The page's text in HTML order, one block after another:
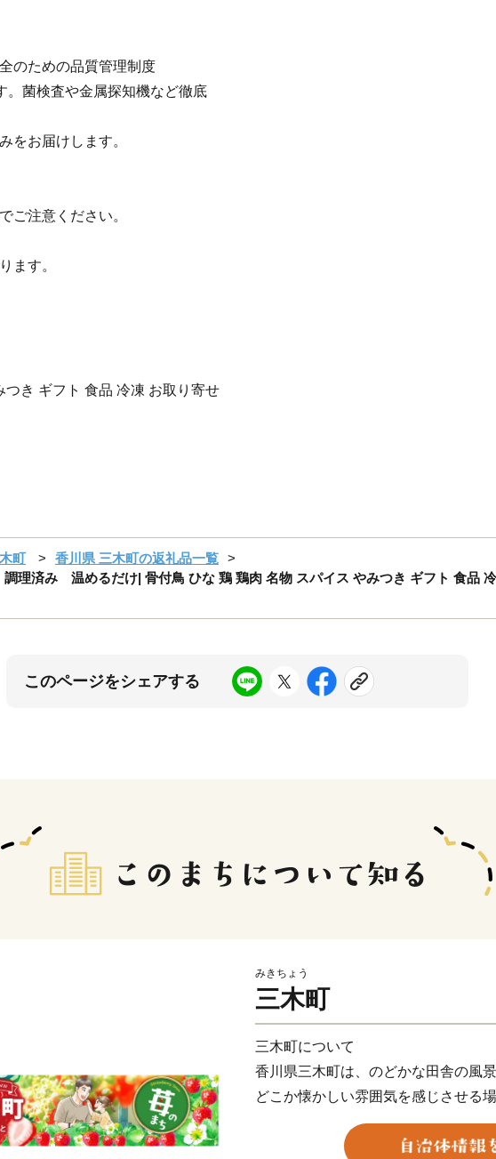
のための品質管理制度
。菌検査や金属探知機など徹底
をお届けします。
ご注意ください。
ます。
き ギフト 食品 冷凍 お取り寄せ
町
香川県 三木町の返礼品一覧
み 温めるだけ| 骨付鳥 ひな 鶏 鶏肉 名物 スパイス やみつき ギフト 食品 冷
このページをシェアする
みきちょう
三木町
三木町について
香川県三木町は、のどかな田舎の風
どこか懐かしい雰囲気を感じさせる場
田舎だけれど田舎じゃない。そんな
まち」をつくること。